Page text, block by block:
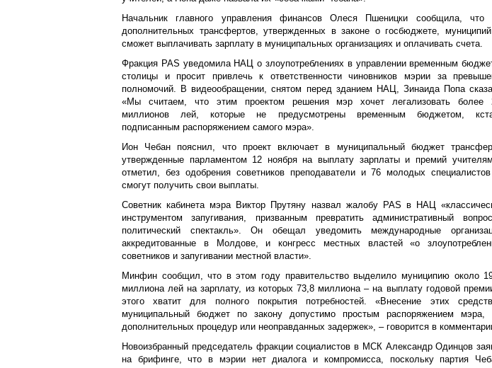
Начальник главного управления финансов Олеся Пшеницки сообщила, что
дополнительных трансфертов, утвержденных в законе о госбюджете,
сможет выплачивать зарплату в муниципальных организациях и оплачивать счета.
Фракция PAS уведомила НАЦ о злоупотреблениях в управлении временным
столицы и просит привлечь к ответственности чиновников мэрии за
полномочий. В видеообращении, снятом перед зданием НАЦ, Зинаида Попа
«Мы считаем, что этим проектом решения мэр хочет легализовать более
миллионов лей, которые не предусмотрены временным бюджетом,
подписанным распоряжением самого мэра».
Ион Чебан пояснил, что проект включает в муниципальный бюджет
утвержденные парламентом 12 ноября на выплату зарплаты и премий
отметил, без одобрения советников преподаватели и 76 молодых
смогут получить свои выплаты.
Советник кабинета мэра Виктор Прутяну назвал жалобу PAS в НАЦ
инструментом запугивания, призванным превратить административный
политический спектакль». Он обещал уведомить международные
аккредитованные в Молдове, и конгресс местных властей «о
советников и запугивании местной власти».
Минфин сообщил, что в этом году правительство выделило муниципию около
миллиона ​​лей на зарплату, из которых 73,8 миллиона – на выплату годовой
этого хватит для полного покрытия потребностей. «Внесение этих
муниципальный бюджет по закону допустимо простым распоряжением мэра,
дополнительных процедур или неоправданных задержек», – говорится в
Новоизбранный председатель фракции социалистов в МСК Александр Одинцов
на брифинге, что в мэрии нет диалога и компромисса, поскольку партия